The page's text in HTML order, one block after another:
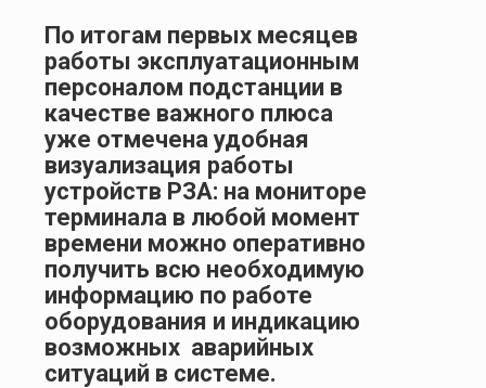
По итогам первых месяцев
работы эксплуатационным
персоналом подстанции в
качестве важного плюса
уже отмечена удобная
визуализация работы
устройств РЗА: на мониторе
терминала в любой момент
времени можно оперативно
получить всю необходимую
информацию по работе
оборудования и индикацию
возможных аварийных
ситуаций в системе.